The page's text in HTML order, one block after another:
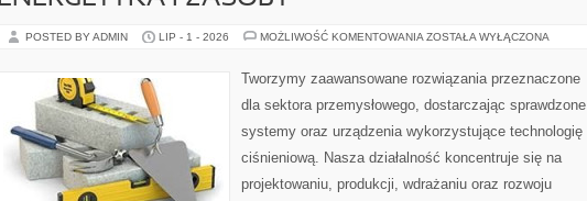
POSTED BY ADMIN LIP - 1 - 2026 MOŻLIWOŚĆ KOMENTOWANIA ENERGETYKA
ZOSTAŁA WYŁĄCZONA
Tworzymy zaawansowane rozwiązania przeznaczone
dla sektora przemysłowego, dostarczając sprawdzone
systemy oraz urządzenia wykorzystujące technologię
ciśnieniową. Nasza działalność koncentruje się na
projektowaniu, produkcji, wdrażaniu oraz rozwoju